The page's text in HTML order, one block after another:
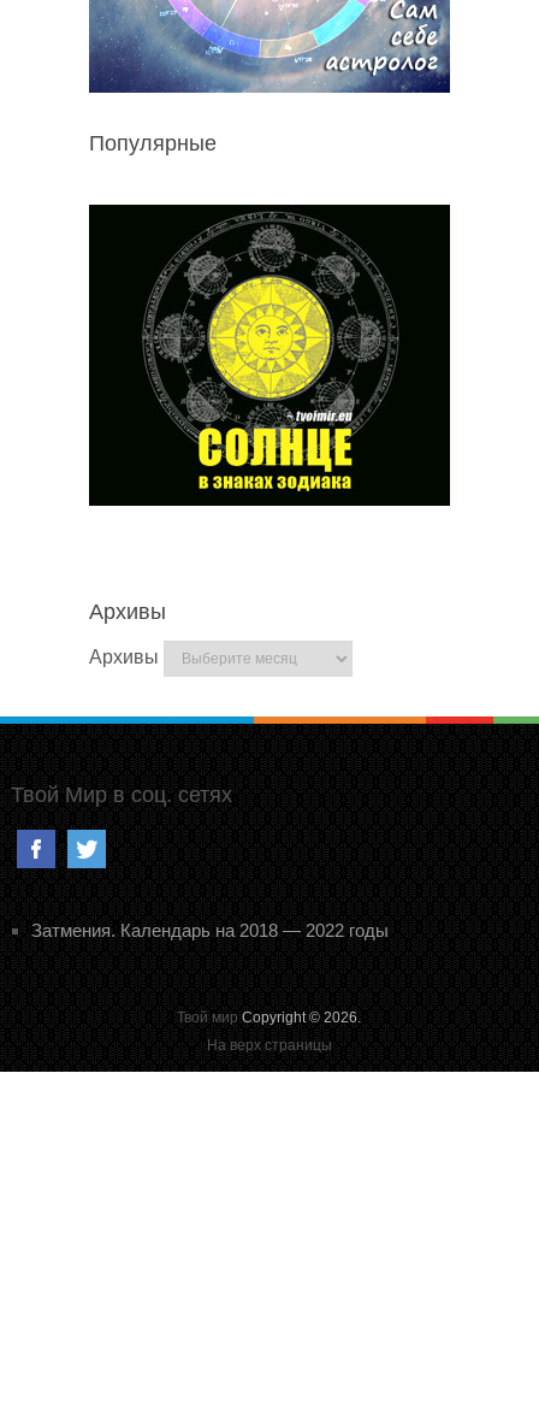
Популярные
Архивы
Архивы
Твой Мир в соц. сетях
Затмения. Календарь на 2018 — 2022 годы
Твой мир Copyright © 2026.
На верх страницы